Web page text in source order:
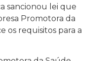
sancionou lei que
Promotora da
os requisitos para a